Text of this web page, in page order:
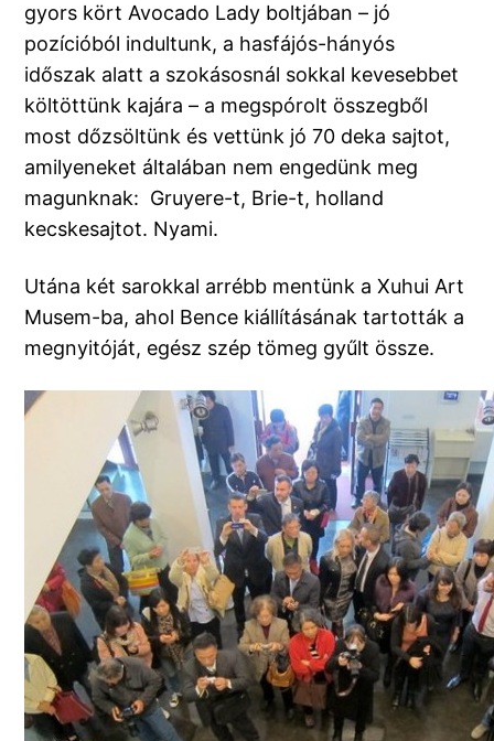
gyors kört Avocado Lady boltjában – jó
pozícióból indultunk, a hasfájós-hányós
időszak alatt a szokásosnál sokkal kevesebbet
költöttünk kajára – a megspórolt összegből
most dőzsöltünk és vettünk jó 70 deka sajtot,
amilyeneket általában nem engedünk meg
magunknak: Gruyere-t, Brie-t, holland
kecskesajtot. Nyami.
Utána két sarokkal arrébb mentünk a Xuhui Art
Musem-ba, ahol Bence kiállításának tartották a
megnyitóját, egész szép tömeg gyűlt össze.